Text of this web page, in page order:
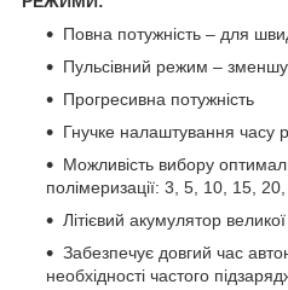
Повна потужність – для
Пульсівний режим –
Прогресивна потужність
Гнучке налаштування часу
Можливість вибору
полімеризації: 3, 5, 10, 15,
Літієвий акумулятор
Забезпечує довгий час
необхідності частого